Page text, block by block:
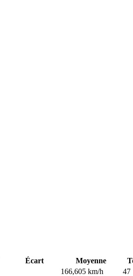
Écart Moyenne
166,605 km/h
47